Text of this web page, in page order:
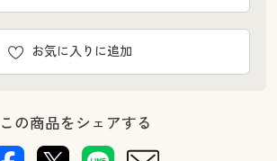
お気に入りに追加
この商品をシェアする